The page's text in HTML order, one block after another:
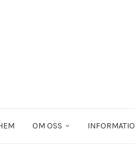
OM OSS